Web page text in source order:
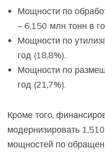
Мощности по
– 6,150 млн тонн в
Мощности по
год (18,8%).
Мощности по
год (21,7%).
Кроме того,
модернизировать
мощностей по